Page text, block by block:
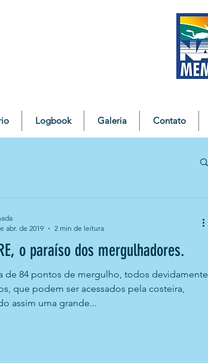
Logbook Galeria Contato
o paraíso dos mergulhadores.
de 84 pontos de mergulho, todos devidamente
costeira,
assim uma grande...
abr. de 2019
2 min de leitura